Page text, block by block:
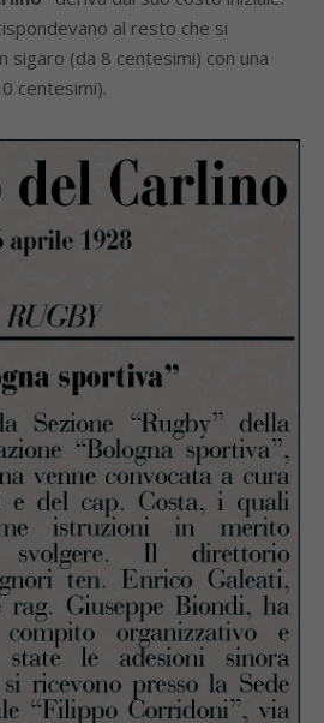
al resto che si
sigaro (da 8 centesimi) con una
centesimi).